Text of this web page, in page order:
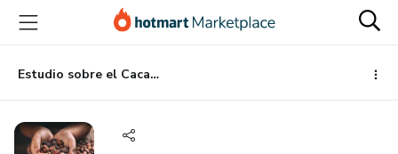
principal
página
de
página
Estudio sobre el Cacao Ceremonial en América del Sur y sus beneficios.